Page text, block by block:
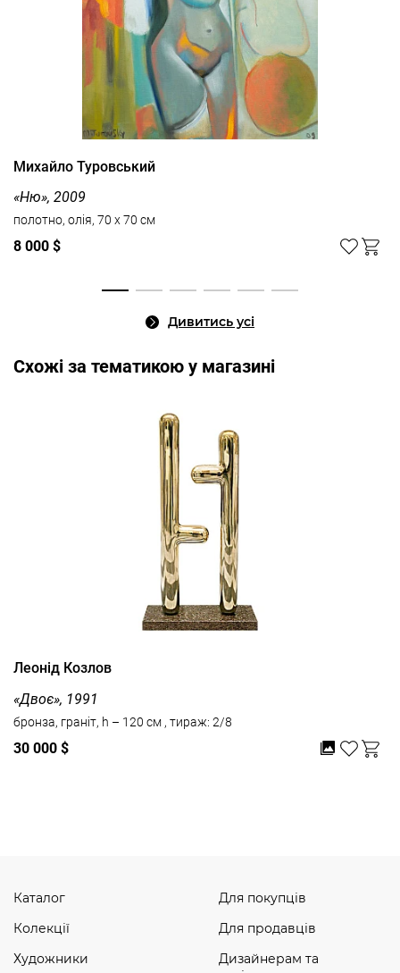
Михайло Туровський
«Ню», 2009
полотно, олія, 70 x 70 см
8 000 $
Дивитись усі
Cхожі за тематикою у магазині
Леонід Козлов
«Двоє», 1991
бронза, граніт, h – 120 см , тираж: 2/8
30 000 $
Каталог
Колекції
Художники
Для покупців
Для продавців
Дизайнерам та